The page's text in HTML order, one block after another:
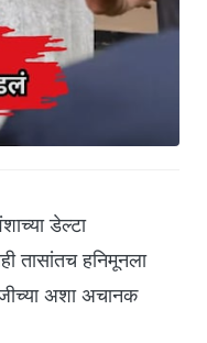
डेल्टा
तासांतच हनिमूनला
अशा अचानक